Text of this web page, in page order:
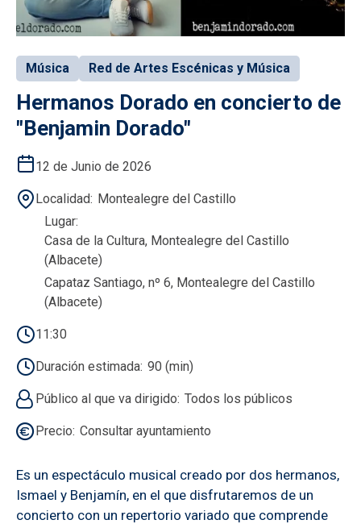
Música Red de Artes Escénicas y Música
Hermanos Dorado en concierto de
"Benjamin Dorado"
12 de Junio de 2026
Localidad Montealegre del Castillo
Lugar
Casa de la Cultura, Montealegre del Castillo
(Albacete)
Capataz Santiago, nº 6, Montealegre del Castillo
(Albacete)
11:30
Duración estimada 90 (min)
Público al que va dirigido Todos los públicos
Precio Consultar ayuntamiento
Es un espectáculo musical creado por dos hermanos,
Ismael y Benjamín, en el que disfrutaremos de un
concierto con un repertorio variado que comprende